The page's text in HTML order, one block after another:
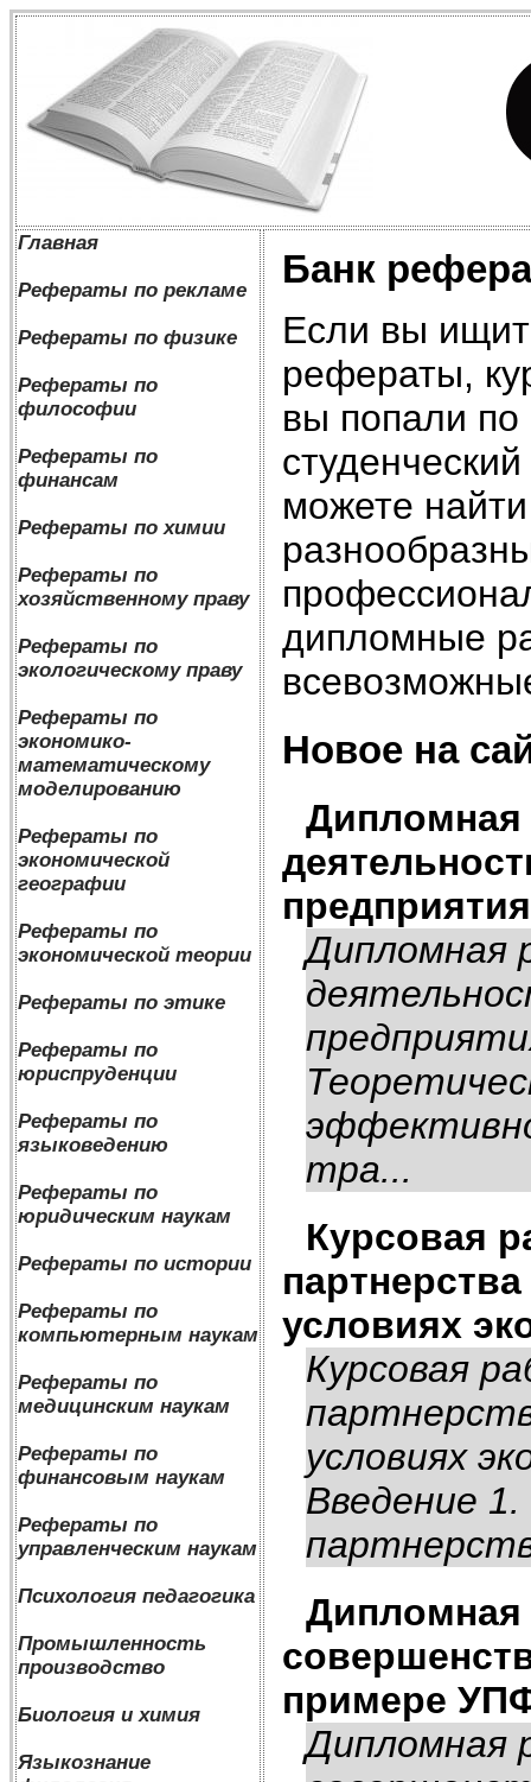
Главная
Рефераты по рекламе
Рефераты по физике
Рефераты по
философии
Рефераты по
финансам
Рефераты по химии
Рефераты по
хозяйственному праву
Рефераты по
экологическому праву
Рефераты по
экономико-
математическому
моделированию
Рефераты по
экономической
географии
Рефераты по
экономической теории
Рефераты по этике
Рефераты по
юриспруденции
Рефераты по
языковедению
Рефераты по
юридическим наукам
Рефераты по истории
Рефераты по
компьютерным наукам
Рефераты по
медицинским наукам
Рефераты по
финансовым наукам
Рефераты по
управленческим наукам
Психология педагогика
Промышленность
производство
Биология и химия
Языкознание
Банк
Если вы
рефераты,
вы попали по
можете
дипломные
Новое на
Дипломная
предприятия
Дипломная
тра...
Курсовая
условиях
Курсовая
условиях
Введение
Дипломная
примере
Дипломная